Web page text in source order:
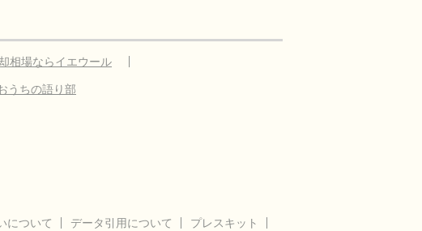
相場ならイエウール
うちの語り部
について データ引用について
プレスキット